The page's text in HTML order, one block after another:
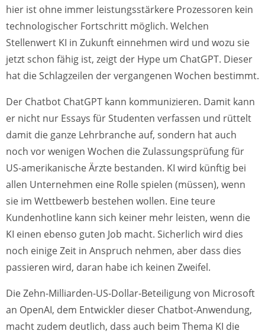
hier ist ohne immer leistungsstärkere Prozessoren kein
technologischer Fortschritt möglich. Welchen
Stellenwert KI in Zukunft einnehmen wird und wozu sie
jetzt schon fähig ist, zeigt der Hype um ChatGPT. Dieser
hat die Schlagzeilen der vergangenen Wochen bestimmt.
Der Chatbot ChatGPT kann kommunizieren. Damit kann
er nicht nur Essays für Studenten verfassen und rüttelt
damit die ganze Lehrbranche auf, sondern hat auch
noch vor wenigen Wochen die Zulassungsprüfung für
US-amerikanische Ärzte bestanden. KI wird künftig bei
allen Unternehmen eine Rolle spielen (müssen), wenn
sie im Wettbewerb bestehen wollen. Eine teure
Kundenhotline kann sich keiner mehr leisten, wenn die
KI einen ebenso guten Job macht. Sicherlich wird dies
noch einige Zeit in Anspruch nehmen, aber dass dies
passieren wird, daran habe ich keinen Zweifel.
Die Zehn-Milliarden-US-Dollar-Beteiligung von Microsoft
an OpenAI, dem Entwickler dieser Chatbot-Anwendung,
macht zudem deutlich, dass auch beim Thema KI die